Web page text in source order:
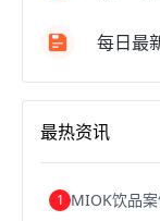
跨境电商b2b
跨境电商关税
跨境电商建站
浙江跨境电商
跨境电商优势
每日最
最热资讯
1 MIOK饮品